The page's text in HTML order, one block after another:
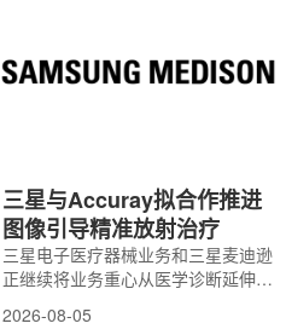
工业规模制造的开始，首批客户交付
表明公司已完成从产能建设到利用首
三星与Accuray拟合作推进
图像引导精准放射治疗
三星电子医疗器械业务和三星麦迪逊
正继续将业务重心从医学诊断延伸至
治疗领域。8月5日，三星HME美国
2026-08-05